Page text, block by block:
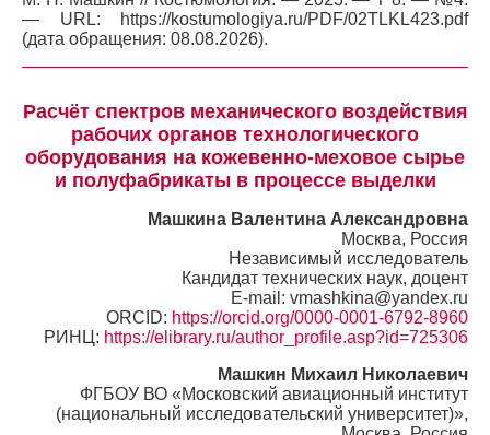
— URL: https://kostumologiya.ru/PDF/02TLKL423.pdf
(дата обращения: 08.08.2026).
Расчёт спектров механического воздействия
рабочих органов технологического
оборудования на кожевенно-меховое сырье
и полуфабрикаты в процессе выделки
Машкина Валентина Александровна
Москва, Россия
Независимый исследователь
Кандидат технических наук, доцент
E-mail: vmashkina@yandex.ru
ORCID: https://orcid.org/0000-0001-6792-8960
РИНЦ: https://elibrary.ru/author_profile.asp?id=725306
Машкин Михаил Николаевич
ФГБОУ ВО «Московский авиационный институт
(национальный исследовательский университет)»,